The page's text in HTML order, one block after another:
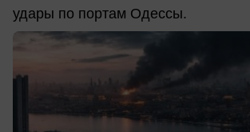
удары по портам Одессы.